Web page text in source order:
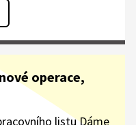
operace,
listu Dáme